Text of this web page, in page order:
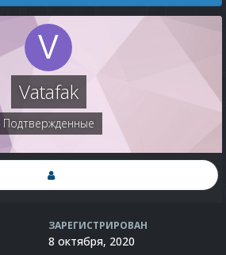
Vatafak
Подтвержденные
ЗАРЕГИСТРИРОВАН
8 октября, 2020